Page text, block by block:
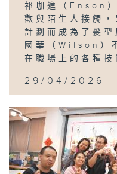
祁珈進（Enson
歡與陌生人接觸，
計劃而成為了髮
國華（Wilson）
在職場上的各種
29/04/2026